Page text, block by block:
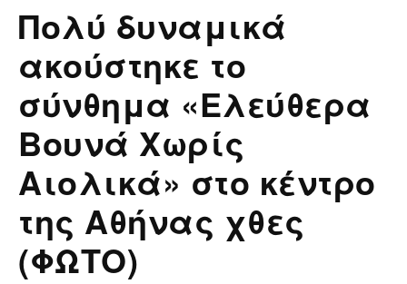
Πολύ δυναμικά
ακούστηκε το
σύνθημα «Ελεύθερα
Βουνά Χωρίς
Αιολικά» στο κέντρο
της Αθήνας χθες
(ΦΩΤΟ)